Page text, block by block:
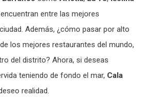
entre las mejores
Además, ¿cómo pasar por alto
los mejores restaurantes del mundo,
del distrito? Ahora, si deseas
teniendo de fondo el mar, Cala
realidad.